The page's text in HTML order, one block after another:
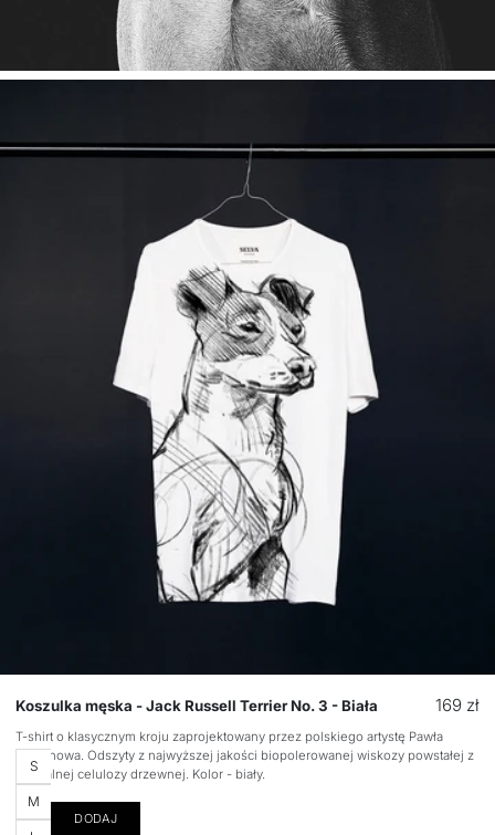
Koszulka męska - Jack Russell Terrier No. 3 - Biała
Cena
169 zł
T-shirt o klasycznym kroju zaprojektowany przez polskiego artystę Pawła
Stepanowa. Odszyty z najwyższej jakości biopolerowanej wiskozy powstałej z
naturalnej celulozy drzewnej. Kolor - biały.
Rozmiar
S
M
DODAJ